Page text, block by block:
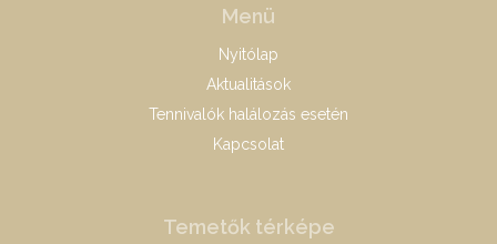
Menü
Nyitólap
Aktualitások
Tennivalók halálozás esetén
Kapcsolat
Temetők térképe